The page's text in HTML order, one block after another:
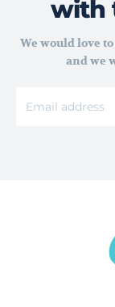
with
We would love
and we